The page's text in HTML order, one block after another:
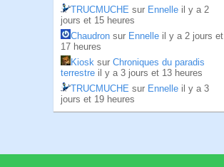
TRUCMUCHE sur Ennelle il y a 2
jours et 15 heures
Chaudron sur Ennelle il y a 2 jours et
17 heures
Kiosk sur Chroniques du paradis
terrestre il y a 3 jours et 13 heures
TRUCMUCHE sur Ennelle il y a 3
jours et 19 heures